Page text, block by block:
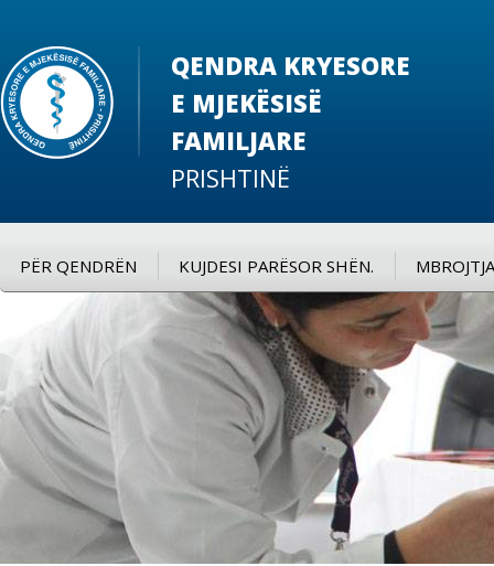
QENDRA KRYESORE
E MJEKËSISË
FAMILJARE
PRISHTINË
PËR QENDRËN KUJDESI PARËSOR SHËN.